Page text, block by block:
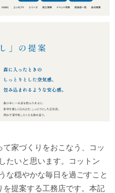
家づくりをおこなう、コッ
たいと思います。コットン
な穏やかな毎日を過ごすこと
を提案する工務店です。本記